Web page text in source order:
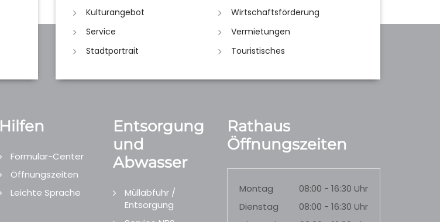
Kulturangebot
Wirtschaftsförderung
Service
Vermietungen
Stadtportrait
Touristisches
Hilfen
Formular-Center
Öffnungszeiten
Leichte Sprache
Entsorgung
und
Abwasser
Müllabfuhr /
Entsorgung
Rathaus
Öffnungszeiten
Montag
08:00 - 16:30 Uhr
Dienstag
08:00 - 16:30 Uhr